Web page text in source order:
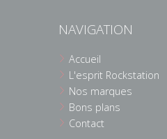
NAVIGATION
Accueil
L'esprit Rockstation
Nos marques
Bons plans
Contact